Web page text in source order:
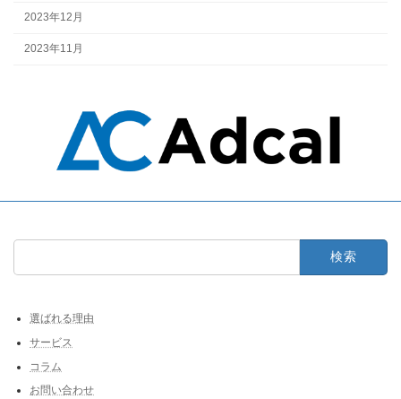
2023年12月
2023年11月
検
選ばれる理由
サービス
コラム
お問い合わせ